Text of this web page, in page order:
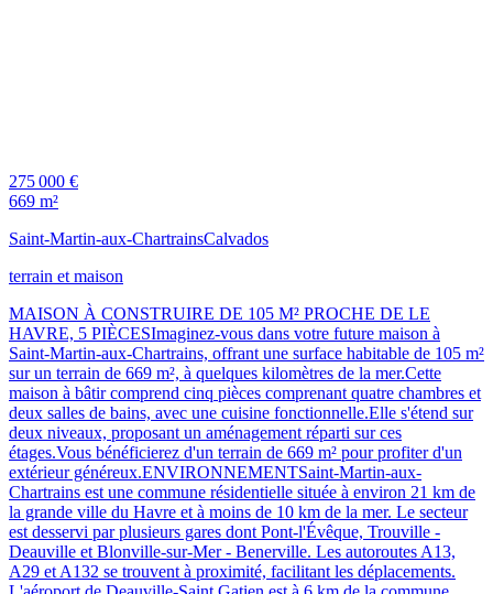
275 000 €
669 m²
Saint-Martin-aux-ChartrainsCalvados
terrain et maison
MAISON À CONSTRUIRE DE 105 M² PROCHE DE LE
HAVRE, 5 PIÈCESImaginez-vous dans votre future maison à
Saint-Martin-aux-Chartrains, offrant une surface habitable de 105 m²
sur un terrain de 669 m², à quelques kilomètres de la mer.Cette
maison à bâtir comprend cinq pièces comprenant quatre chambres et
deux salles de bains, avec une cuisine fonctionnelle.Elle s'étend sur
deux niveaux, proposant un aménagement réparti sur ces
étages.Vous bénéficierez d'un terrain de 669 m² pour profiter d'un
extérieur généreux.ENVIRONNEMENTSaint-Martin-aux-
Chartrains est une commune résidentielle située à environ 21 km de
la grande ville du Havre et à moins de 10 km de la mer. Le secteur
est desservi par plusieurs gares dont Pont-l'Évêque, Trouville -
Deauville et Blonville-sur-Mer - Benerville. Les autoroutes A13,
A29 et A132 se trouvent à proximité, facilitant les déplacements.